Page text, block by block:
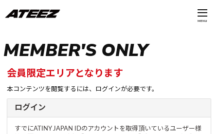
MENU
MEMBER'S ONLY
会員限定エリアとなります
本コンテンツを閲覧するには、ログインが必要です。
ログイン
すでにATINY JAPAN IDのアカウントを取得頂いているユーザー様